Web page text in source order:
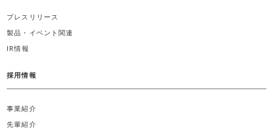
プレスリリース
製品・イベント関連
IR情報
採用情報
事業紹介
先輩紹介